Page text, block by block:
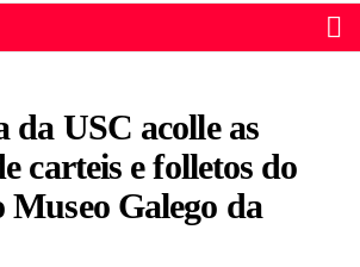
da USC acolle as
carteis e folletos do
Museo Galego da